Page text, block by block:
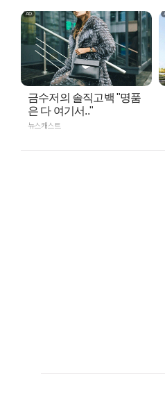
금수저의 솔직고백 "명품
은 다 여기서.."
뉴스캐스트